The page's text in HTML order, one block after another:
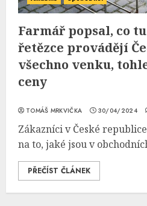
Farmář popsal, co
řetězce provádějí
všechno venku,
ceny
TOMÁŠ MRKVIČKA 30/04/2024
Zákazníci v České
na to, jaké jsou v
PŘEČÍST ČLÁNEK